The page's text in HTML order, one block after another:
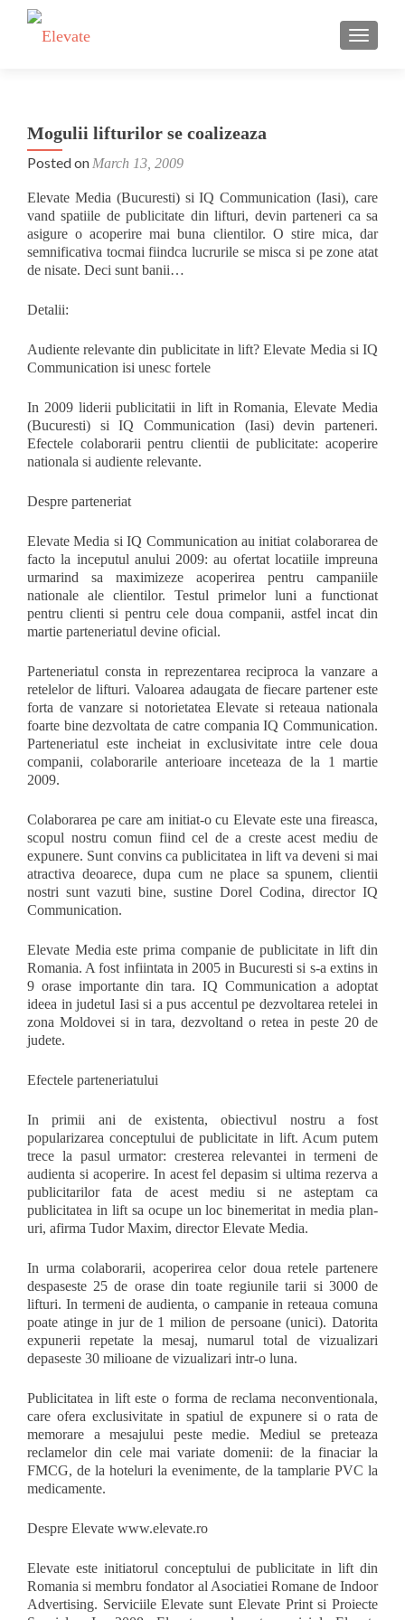
Mogulii lifturilor se coalizeaza
Posted on March 13, 2009
Elevate Media (Bucuresti) si IQ Communication (Iasi), care
vand spatiile de publicitate din lifturi, devin parteneri ca sa
asigure o acoperire mai buna clientilor. O stire mica, dar
semnificativa tocmai fiindca lucrurile se misca si pe zone atat
de nisate. Deci sunt banii…
Detalii:
Audiente relevante din publicitate in lift? Elevate Media si IQ
Communication isi unesc fortele
In 2009 liderii publicitatii in lift in Romania, Elevate Media
(Bucuresti) si IQ Communication (Iasi) devin parteneri.
Efectele colaborarii pentru clientii de publicitate: acoperire
nationala si audiente relevante.
Despre parteneriat
Elevate Media si IQ Communication au initiat colaborarea de
facto la inceputul anului 2009: au ofertat locatiile impreuna
urmarind sa maximizeze acoperirea pentru campaniile
nationale ale clientilor. Testul primelor luni a functionat
pentru clienti si pentru cele doua companii, astfel incat din
martie parteneriatul devine oficial.
Parteneriatul consta in reprezentarea reciproca la vanzare a
retelelor de lifturi. Valoarea adaugata de fiecare partener este
forta de vanzare si notorietatea Elevate si reteaua nationala
foarte bine dezvoltata de catre compania IQ Communication.
Parteneriatul este incheiat in exclusivitate intre cele doua
companii, colaborarile anterioare inceteaza de la 1 martie
2009.
Colaborarea pe care am initiat-o cu Elevate este una fireasca,
scopul nostru comun fiind cel de a creste acest mediu de
expunere. Sunt convins ca publicitatea in lift va deveni si mai
atractiva deoarece, dupa cum ne place sa spunem, clientii
nostri sunt vazuti bine, sustine Dorel Codina, director IQ
Communication.
Elevate Media este prima companie de publicitate in lift din
Romania. A fost infiintata in 2005 in Bucuresti si s-a extins in
9 orase importante din tara. IQ Communication a adoptat
ideea in judetul Iasi si a pus accentul pe dezvoltarea retelei in
zona Moldovei si in tara, dezvoltand o retea in peste 20 de
judete.
Efectele parteneriatului
In primii ani de existenta, obiectivul nostru a fost
popularizarea conceptului de publicitate in lift. Acum putem
trece la pasul urmator: cresterea relevantei in termeni de
audienta si acoperire. In acest fel depasim si ultima rezerva a
publicitarilor fata de acest mediu si ne asteptam ca
publicitatea in lift sa ocupe un loc binemeritat in media plan-
uri, afirma Tudor Maxim, director Elevate Media.
In urma colaborarii, acoperirea celor doua retele partenere
despaseste 25 de orase din toate regiunile tarii si 3000 de
lifturi. In termeni de audienta, o campanie in reteaua comuna
poate atinge in jur de 1 milion de persoane (unici). Datorita
expunerii repetate la mesaj, numarul total de vizualizari
depaseste 30 milioane de vizualizari intr-o luna.
Publicitatea in lift este o forma de reclama neconventionala,
care ofera exclusivitate in spatiul de expunere si o rata de
memorare a mesajului peste medie. Mediul se preteaza
reclamelor din cele mai variate domenii: de la finaciar la
FMCG, de la hoteluri la evenimente, de la tamplarie PVC la
medicamente.
Despre Elevate www.elevate.ro
Elevate este initiatorul conceptului de publicitate in lift din
Romania si membru fondator al Asociatiei Romane de Indoor
Advertising. Serviciile Elevate sunt Elevate Print si Proiecte